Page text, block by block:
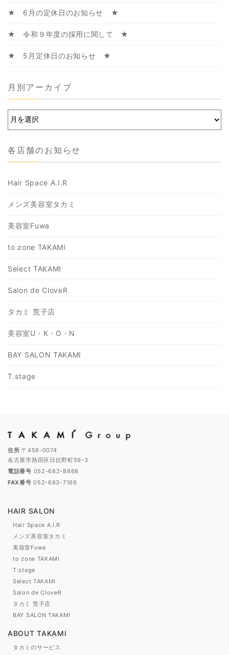
★ 6月の定休日のお知らせ ★
★ 令和９年度の採用に関して ★
★ 5月定休日のお知らせ ★
月別アーカイブ
各店舗のお知らせ
Hair Space A.I.R
メンズ美容室タカミ
美容室Fuwa
to zone TAKAMI
Select TAKAMI
Salon de CloveR
タカミ 荒子店
美容室U・K・O・N
BAY SALON TAKAMI
T.stage
住所 〒456-0074
名古屋市熱田区日比野町59-3
電話番号 052-682-8868
FAX番号 052-683-7166
HAIR SALON
Hair Space A.I.R
メンズ美容室タカミ
美容室Fuwa
to zone TAKAMI
T.stage
Select TAKAMI
Salon de CloveR
タカミ 荒子店
BAY SALON TAKAMI
ABOUT TAKAMI
タカミのサービス